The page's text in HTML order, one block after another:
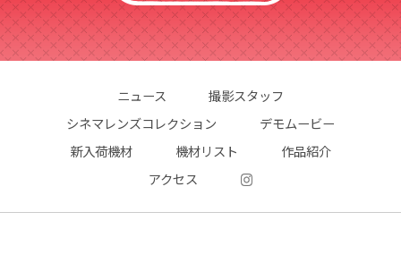
ニュース
撮影スタッフ
シネマレンズコレクション
デモムービー
新入荷機材
機材リスト
作品紹介
アクセス